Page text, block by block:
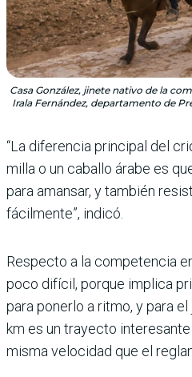
Casa González, jinete nativo de la
Irala Fernández, departamento de
“La diferencia principal del
milla o un caballo árabe es
para amansar, y también
fácilmente”, indicó.
Respecto a la competencia
poco difícil, porque implica
para ponerlo a ritmo, y para
km es un trayecto
misma velocidad que el